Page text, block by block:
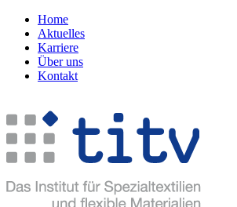
Home
Aktuelles
Karriere
Über uns
Kontakt